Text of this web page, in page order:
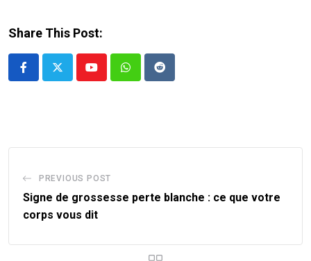
Share This Post:
YoutubeWhatsappReddit
PREVIOUS POST
Signe de grossesse perte blanche : ce que votre
corps vous dit